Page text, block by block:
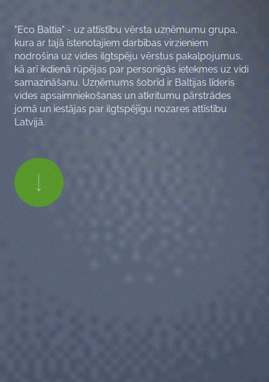
"Eco Baltia" - uz attīstību vērsta uzņēmumu grupa,
kura ar tajā īstenotajiem darbības virzieniem
nodrošina uz vides ilgtspēju vērstus pakalpojumus,
kā arī ikdienā rūpējas par personīgās ietekmes uz vidi
samazināšanu. Uzņēmums šobrīd ir Baltijas līderis
vides apsaimniekošanas un atkritumu pārstrādes
jomā un iestājas par ilgtspējīgu nozares attīstību
Latvijā.